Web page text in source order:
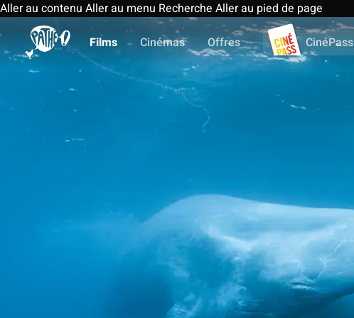
Aller au contenu Aller au menu Recherche Aller au pied de page
Films
Cinémas Offres CinéPass